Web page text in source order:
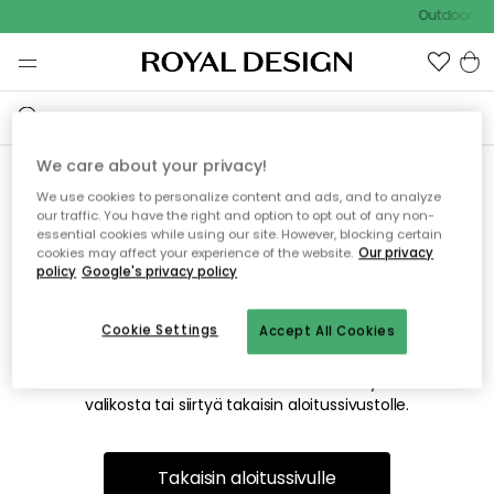
Outdoor
Emme valitettavasti löydä
etsimääsi sivua
Tämä voi johtua siitä, että sivua ei enää ole tai siitä, että se
on siirretty muualle. Pahoittelemme tästä mahdollisesti
valikosta tai siirtyä takaisin aloitussivustolle.
Takaisin aloitussivulle
We care about your privacy!
We use cookies to personalize content and ads, and to analyze
our traffic. You have the right and option to opt out of any non-
essential cookies while using our site. However, blocking certain
cookies may affect your experience of the website. Our privacy
policy Google's privacy policy
Accept All Cookies
Cookie Settings